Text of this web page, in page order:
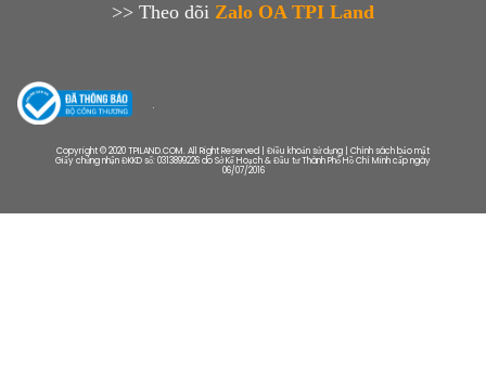
>> Theo dõi Zalo OA TPI Land
Copyright © 2020 TPILAND.COM. All Right Reserved | Điều khoản sử dụng | Chính sách bảo mật
Giấy chứng nhận ĐKKD số: 0313899226 do Sở Kế Hoạch & Đầu tư Thành Phố Hồ Chí Minh cấp ngày
06/07/2016